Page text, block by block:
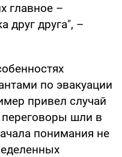
главное –
друг друга", –
по эвакуации
привел случай
шли в
понимания не